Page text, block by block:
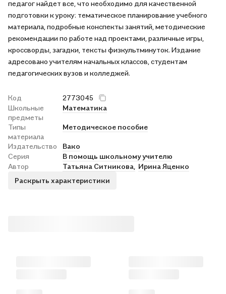
педагог найдет все, что необходимо для качественной
подготовки к уроку: тематическое планирование учебного
материала, подробные конспекты занятий, методические
рекомендации по работе над проектами, различные игры,
кроссворды, загадки, тексты физкультминуток. Издание
адресовано учителям начальных классов, студентам
педагогических вузов и колледжей.
Код
2773045
Школьные
предметы
Математика
Типы
материала
Методическое пособие
Издательство
Вако
Серия
В помощь школьному учителю
Автор
Татьяна Ситникова, Ирина Яценко
Раскрыть характеристики